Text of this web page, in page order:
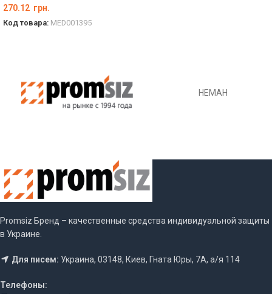
270.12 грн.
Код товара: MED001395
НЕМАН
Promsiz Бренд – качественные средства индивидуальной защиты
в Украине.
Для писем: Украина, 03148, Киев, Гната Юры, 7А, а/я 114
Телефоны: